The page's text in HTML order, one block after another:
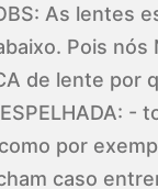
As lentes
Pois nós
de lente por
ESPELHADA:
por
caso